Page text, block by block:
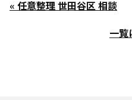
« 任意整理 世田谷区 相談
一覧